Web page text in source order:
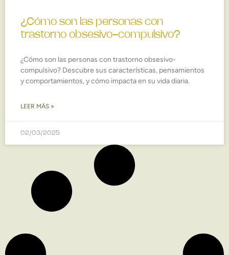
¿Cómo son las personas con
trastorno obsesivo-compulsivo?
¿Cómo son las personas con trastorno obsesivo-
compulsivo? Descubre sus características, pensamientos
y comportamientos, y cómo impacta en su vida diaria.
LEER MÁS »
02/03/2025